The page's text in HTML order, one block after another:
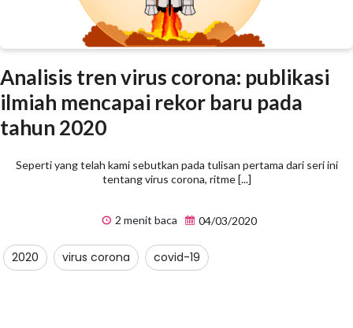
Analisis tren virus corona: publikasi
ilmiah mencapai rekor baru pada
tahun 2020
Seperti yang telah kami sebutkan pada tulisan pertama dari seri ini
tentang virus corona, ritme [...]
2 menit baca 04/03/2020
2020 virus corona covid-19